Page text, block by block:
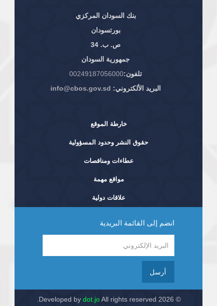
بنك السودان المركزي
بورتسودان
ص. ب. 34
جمهورية السودان
تلفون:00249187056000
البريد الألكتروني: info@cbos.gov.sd
خارطة الموقع
حقوق النشر وحدود المسؤولية
عطاءات ومناقصات
مواقع مهمة
علاقات دولية
انضم إلى القائمة البريدية
أرسل
© 2026 Developed by
dot.joAll rights reserved.